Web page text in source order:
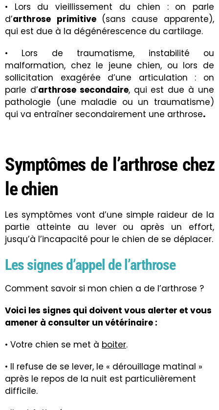
• Lors du vieillissement du chien : on parle
d’arthrose primitive (sans cause apparente),
qui est due à la dégénérescence du cartilage.
• Lors de traumatisme, instabilité ou
malformation, chez le jeune chien, ou lors de
sollicitation exagérée d’une articulation : on
parle d’arthrose secondaire, qui est due à une
pathologie (une maladie ou un traumatisme)
qui va entraîner secondairement une arthrose.
Symptômes de l’arthrose chez
le chien
Les symptômes vont d’une simple raideur de la
partie atteinte au lever ou après un effort,
jusqu’à l’incapacité pour le chien de se déplacer.
Les signes d’appel de l’arthrose
Comment savoir si mon chien a de l’arthrose ?
Voici les signes qui doivent vous alerter et vous
amener à consulter un vétérinaire :
• Votre chien se met à boiter.
• Il refuse de se lever, le « dérouillage matinal »
après le repos de la nuit est particulièrement
difficile.